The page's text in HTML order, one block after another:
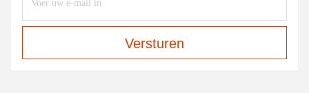
Versturen